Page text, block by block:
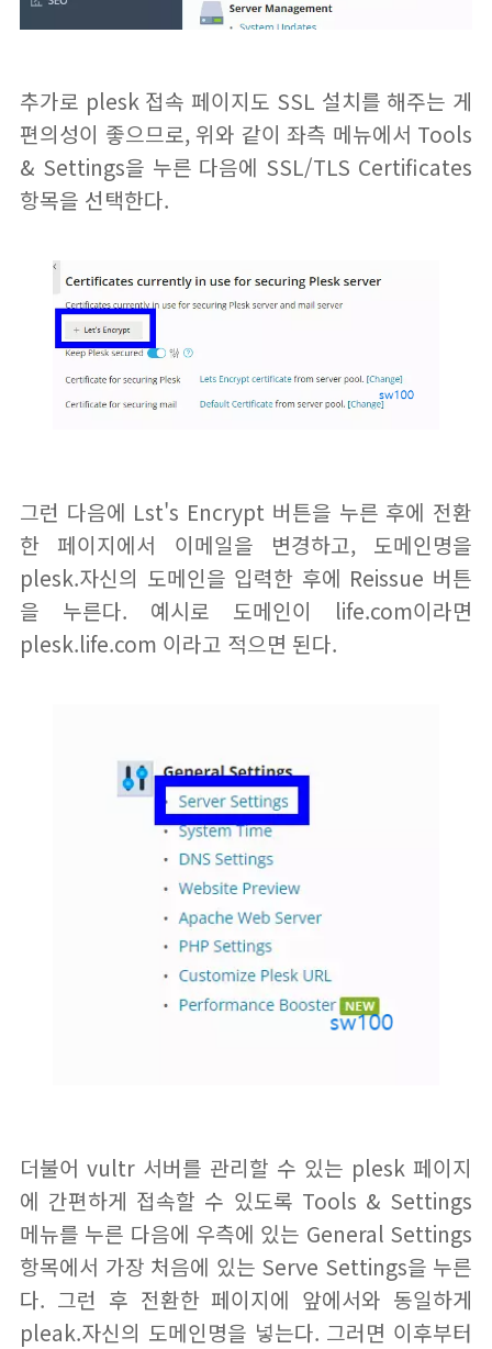
추가로 plesk 접속 페이지도 SSL 설치를 해주는 게
편의성이 좋으므로, 위와 같이 좌측 메뉴에서 Tools
& Settings을 누른 다음에 SSL/TLS Certificates
항목을 선택한다.
그런 다음에 Lst's Encrypt 버튼을 누른 후에 전환
한 페이지에서 이메일을 변경하고, 도메인명을
plesk.자신의 도메인을 입력한 후에 Reissue 버튼
을 누른다. 예시로 도메인이 life.com이라면
plesk.life.com 이라고 적으면 된다.
더불어 vultr 서버를 관리할 수 있는 plesk 페이지
에 간편하게 접속할 수 있도록 Tools & Settings
메뉴를 누른 다음에 우측에 있는 General Settings
항목에서 가장 처음에 있는 Serve Settings을 누른
다. 그런 후 전환한 페이지에 앞에서와 동일하게
pleak.자신의 도메인명을 넣는다. 그러면 이후부터